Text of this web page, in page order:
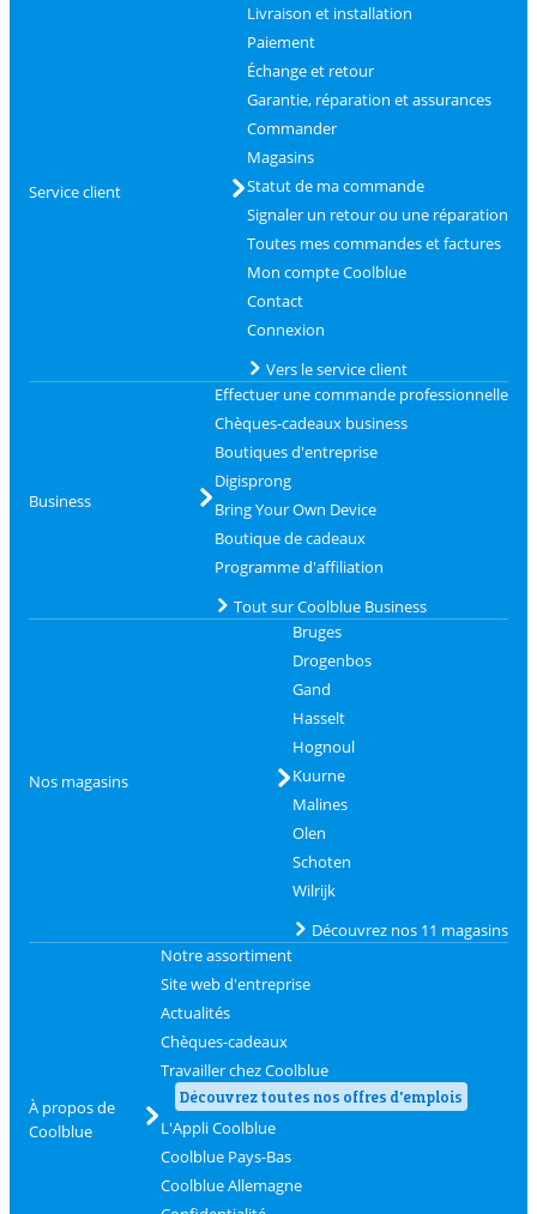
Service client
Livraison et installation
Paiement
Échange et retour
Garantie, réparation et assurances
Commander
Magasins
Statut de ma commande
Signaler un retour ou une réparation
Toutes mes commandes et factures
Mon compte Coolblue
Contact
Connexion
Vers le service client
Business
Effectuer une commande professionnelle
Chèques-cadeaux business
Boutiques d'entreprise
Digisprong
Bring Your Own Device
Boutique de cadeaux
Programme d'affiliation
Tout sur Coolblue Business
Nos magasins
Bruges
Drogenbos
Gand
Hasselt
Hognoul
Kuurne
Malines
Olen
Schoten
Wilrijk
Découvrez nos 11 magasins
À propos de
Coolblue
Notre assortiment
Site web d'entreprise
Actualités
Chèques-cadeaux
Travailler chez Coolblue
Découvrez toutes nos offres d'emplois
L'Appli Coolblue
Coolblue Pays-Bas
Coolblue Allemagne